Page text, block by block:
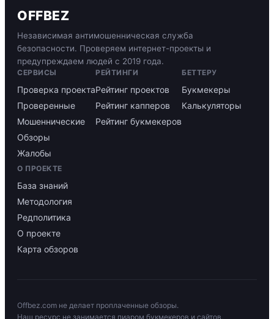
OFFBEZ
Независимая антимошенническая служба
безопасности. Проверяем интернет-проекты и
предупреждаем людей с 2019 года.
СЕРВИСЫ
Проверка проекта
Проверенные
Мошеннические
Обзоры
Жалобы
РЕЙТИНГИ
Рейтинг проектов
Рейтинг капперов
Рейтинг букмекеров
БЕТТЕРУ
Букмекеры
Калькуляторы
О ПРОЕКТЕ
База знаний
Методология
Редполитика
О проекте
Карта обзоров
Offbez.com не делает проплаченные обзоры.
Наш ресурс не занимается пиаром букмекеров и сайтов,